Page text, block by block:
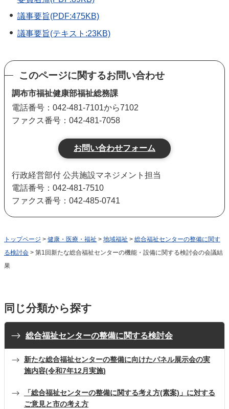
議事要旨(PDF:475KB)
議事要旨(テキスト:23KB)
このページに関するお問い合わせ
調布市福祉健康部福祉総務課
電話番号：042-481-7101から7102
ファクス番号：042-481-7058
行政経営部付 公共施設マネジメント担当
電話番号：042-481-7510
ファクス番号：042-485-0741
トップページ > 健康・医療・福祉 > 地域福祉 > 総合福祉センターの整備に関す
る検討会 > 第1回新たな総合福祉センターの機能・設備に関する検討会の会議結
果
同じ分類から探す
総合福祉センターの整備に関する検討会
新たな総合福祉センターの整備に向けたパネル展示会の実
施内容(令和7年12月実施)
「総合福祉センターの整備に関する考え方(素案)」に対する
ご意見と市の考え方